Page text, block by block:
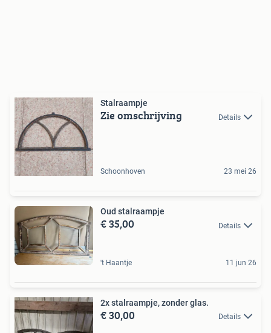
Stalraampje
Zie omschrijving Details
Schoonhoven 23 mei 26
Oud stalraampje
€ 35,00 Details
't Haantje 11 jun 26
2x stalraampje, zonder glas.
€ 30,00 Details